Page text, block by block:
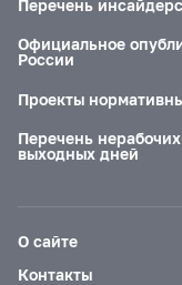
Перечень
Официальное
России
Проекты
Перечень
выходных дней
О сайте
Контакты